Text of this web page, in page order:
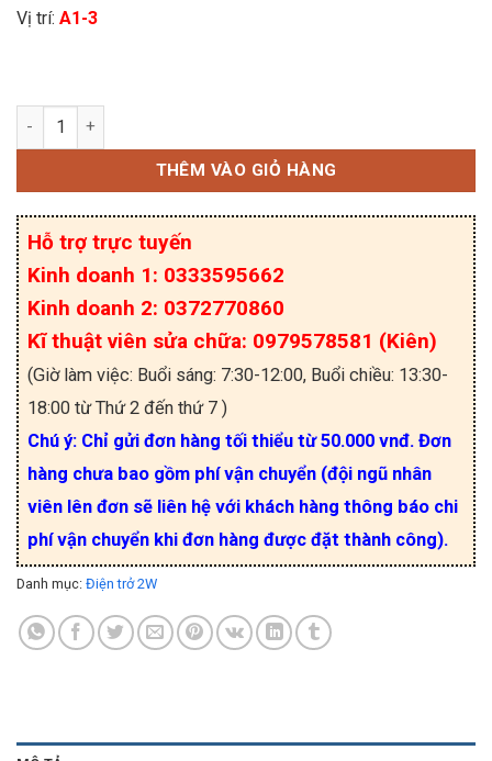
Vị trí: A1-3
Điện trở vạch 2W 33K 5% – loại 5 vòng màu số
THÊM VÀO GIỎ HÀNG
Hỗ trợ trực tuyến
Kinh doanh 1: 0333595662
Kinh doanh 2: 0372770860
Kĩ thuật viên sửa chữa: 0979578581 (Kiên)
(Giờ làm việc: Buổi sáng: 7:30-12:00, Buổi chiều: 13:30-
18:00 từ Thứ 2 đến thứ 7 )
Chú ý: Chỉ gửi đơn hàng tối thiểu từ 50.000 vnđ. Đơn
hàng chưa bao gồm phí vận chuyển (đội ngũ nhân
viên lên đơn sẽ liên hệ với khách hàng thông báo chi
phí vận chuyển khi đơn hàng được đặt thành công).
Danh mục: Điện trở 2W